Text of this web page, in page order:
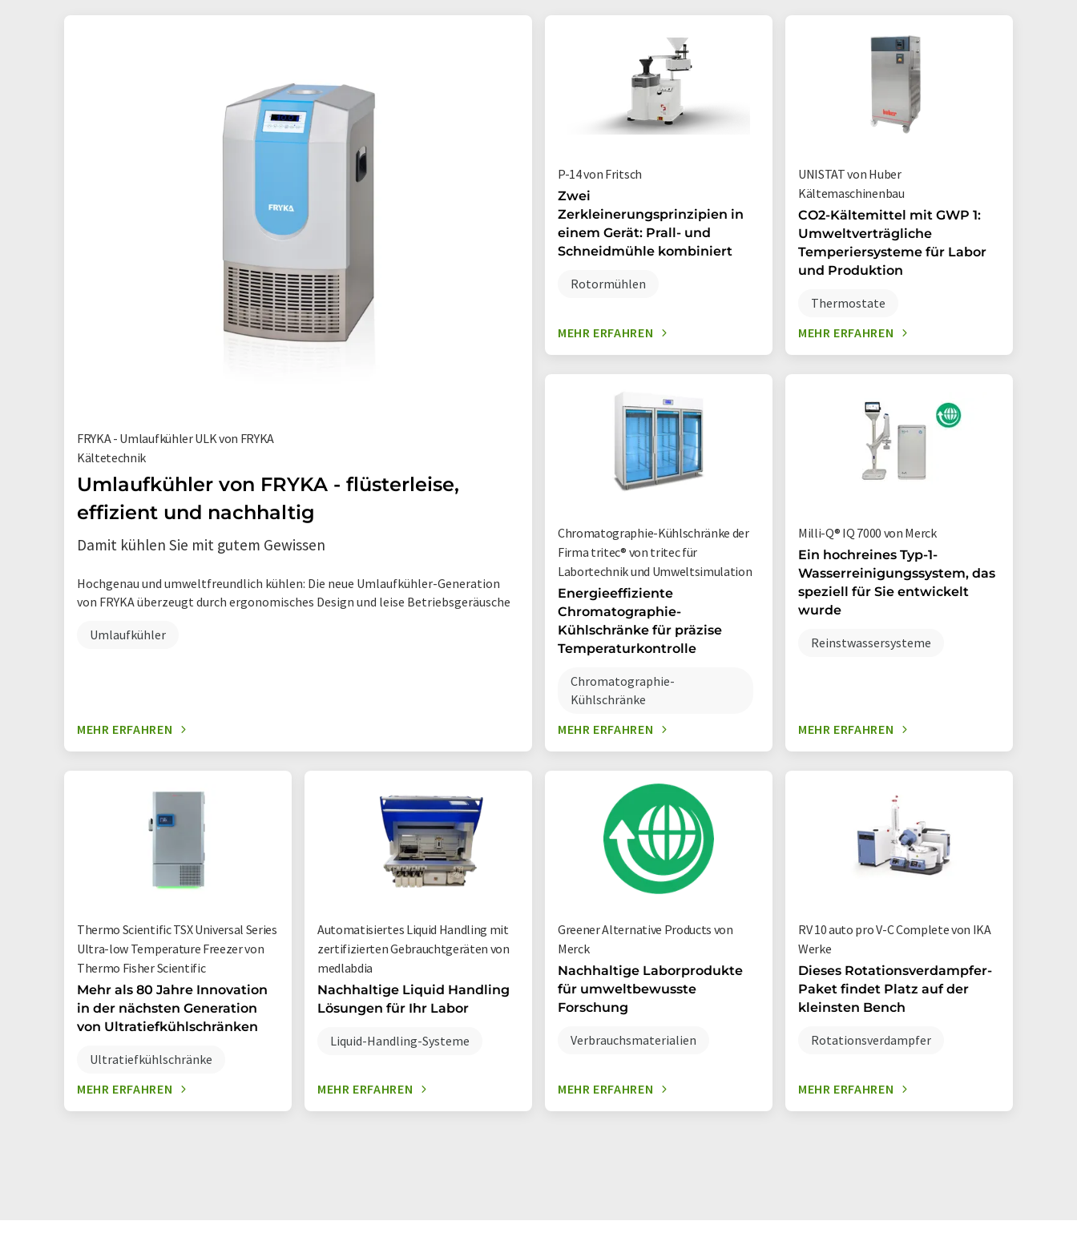
FRYKA - Umlaufkühler ULK von FRYKA
Kältetechnik
Umlaufkühler von FRYKA - flüsterleise,
effizient und nachhaltig
Damit kühlen Sie mit gutem Gewissen
Hochgenau und umweltfreundlich kühlen: Die neue Umlaufkühler-Generation
von FRYKA überzeugt durch ergonomisches Design und leise Betriebsgeräusche
Umlaufkühler
MEHR ERFAHREN
P-14 von Fritsch
Zwei
Zerkleinerungsprinzipien in
einem Gerät: Prall- und
Schneidmühle kombiniert
Rotormühlen
MEHR ERFAHREN
UNISTAT von Huber
Kältemaschinenbau
CO2-Kältemittel mit GWP 1:
Umweltverträgliche
Temperiersysteme für Labor
und Produktion
Thermostate
MEHR ERFAHREN
Chromatographie-Kühlschränke der
Firma tritec® von tritec für
Labortechnik und Umweltsimulation
Energieeffiziente
Chromatographie-
Kühlschränke für präzise
Temperaturkontrolle
Chromatographie-
Kühlschränke
MEHR ERFAHREN
Milli-Q® IQ 7000 von Merck
Ein hochreines Typ-1-
Wasserreinigungssystem, das
speziell für Sie entwickelt
wurde
Reinstwassersysteme
MEHR ERFAHREN
Thermo Scientific TSX Universal Series
Ultra-low Temperature Freezer von
Thermo Fisher Scientific
Mehr als 80 Jahre Innovation
in der nächsten Generation
von Ultratiefkühlschränken
Ultratiefkühlschränke
MEHR ERFAHREN
Automatisiertes Liquid Handling mit
zertifizierten Gebrauchtgeräten von
medlabdia
Nachhaltige Liquid Handling
Lösungen für Ihr Labor
Liquid-Handling-Systeme
MEHR ERFAHREN
Greener Alternative Products von
Merck
Nachhaltige Laborprodukte
für umweltbewusste
Forschung
Verbrauchsmaterialien
MEHR ERFAHREN
RV 10 auto pro V-C Complete von IKA
Werke
Dieses Rotationsverdampfer-
Paket findet Platz auf der
kleinsten Bench
Rotationsverdampfer
MEHR ERFAHREN